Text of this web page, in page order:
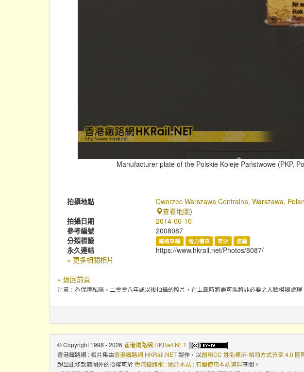
Manufacturer plate of the Polskie Koleje Państwowe (PKP,
拍攝地點 Dworzec Warszawa Centralna, Warszawa,
查看地圖)
拍攝日期
2014-06-10
參考編號
2008087
分類標籤
鐵路車輛 電力機車 華沙 波蘭
永久連結
https://www.hkrail.net/Photos/8087/
» 更多相關相片
« 返回前頁
注意：為保障私隱，二零零八年或以後拍攝的照片，在上載時將盡可能將非必要之人臉模糊處理
© Copyright 1998 - 2026 香港鐵路網 HKRail.NET.
香港鐵路網 : 相片集由香港鐵路網 HKRail.NET製作，以創用CC 姓名標示-相同方式分享 4.0 國
超出此條款範圍外的授權可於香港鐵路網 : 關於本站 : 有關使用本站資料查閱。